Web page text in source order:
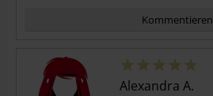
Kommentieren
Alexandra A.